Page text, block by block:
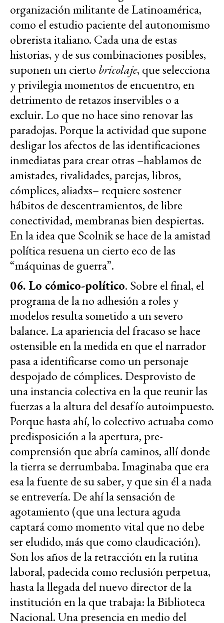
organización militante de Latinoamérica,
como el estudio paciente del autonomismo
obrerista italiano. Cada una de estas
historias, y de sus combinaciones posibles,
suponen un cierto bricolaje, que selecciona
y privilegia momentos de encuentro, en
detrimento de retazos inservibles o a
excluir. Lo que no hace sino renovar las
paradojas. Porque la actividad que supone
desligar los afectos de las identificaciones
inmediatas para crear otras –hablamos de
amistades, rivalidades, parejas, libros,
cómplices, aliadxs– requiere sostener
hábitos de descentramientos, de libre
conectividad, membranas bien despiertas.
En la idea que Scolnik se hace de la amistad
política resuena un cierto eco de las
“máquinas de guerra”.
06. Lo cómico-político. Sobre el final, el
programa de la no adhesión a roles y
modelos resulta sometido a un severo
balance. La apariencia del fracaso se hace
ostensible en la medida en que el narrador
pasa a identificarse como un personaje
despojado de cómplices. Desprovisto de
una instancia colectiva en la que reunir las
fuerzas a la altura del desafío autoimpuesto.
Porque hasta ahí, lo colectivo actuaba como
predisposición a la apertura, pre-
comprensión que abría caminos, allí donde
la tierra se derrumbaba. Imaginaba que era
esa la fuente de su saber, y que sin él a nada
se entrevería. De ahí la sensación de
agotamiento (que una lectura aguda
captará como momento vital que no debe
ser eludido, más que como claudicación).
Son los años de la retracción en la rutina
laboral, padecida como reclusión perpetua,
hasta la llegada del nuevo director de la
institución en la que trabaja: la Biblioteca
Nacional. Una presencia en medio del